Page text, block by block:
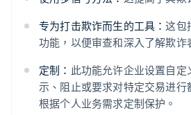
专为打击欺诈而生的工具：这包
功能，以便审查和深入了解欺诈
定制： 此功能允许企业设置自定
示、阻止或要求对特定交易进行
根据个人业务需求定制保护。
阿联酋
English